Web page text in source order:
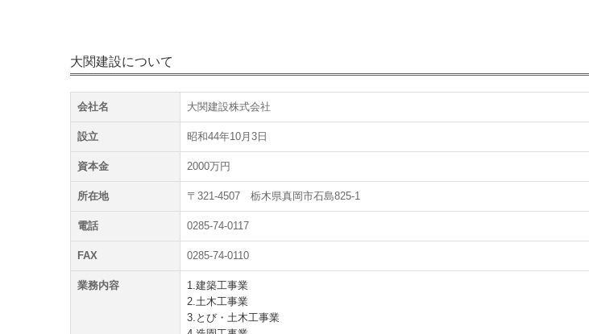
大関建設について
会社名 大関建設株式会社
設立 昭和44年10月3日
資本金 2000万円
所在地 〒321-4507 栃木県真岡市石島825-1
電話 0285-74-0117
FAX 0285-74-0110
業務内容
1.建築工事業
2.土木工事業
3.とび・土木工事業